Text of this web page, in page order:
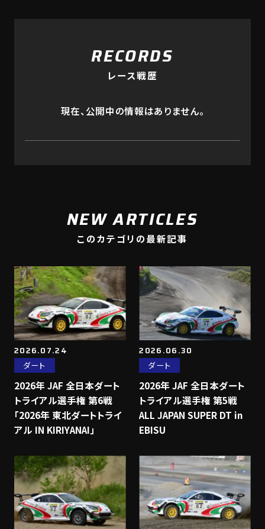
RECORDS
レース戦歴
現在、公開中の情報はありません。
NEW ARTICLES
このカテゴリの最新記事
2026.07.24
ダート
2026年 JAF 全日本ダート
トライアル選手権 第6戦
「2026年 東北ダートトライ
アル IN KIRIYANAI」
2026.06.30
ダート
2026年 JAF 全日本ダート
トライアル選手権 第5戦
ALL JAPAN SUPER DT in
EBISU